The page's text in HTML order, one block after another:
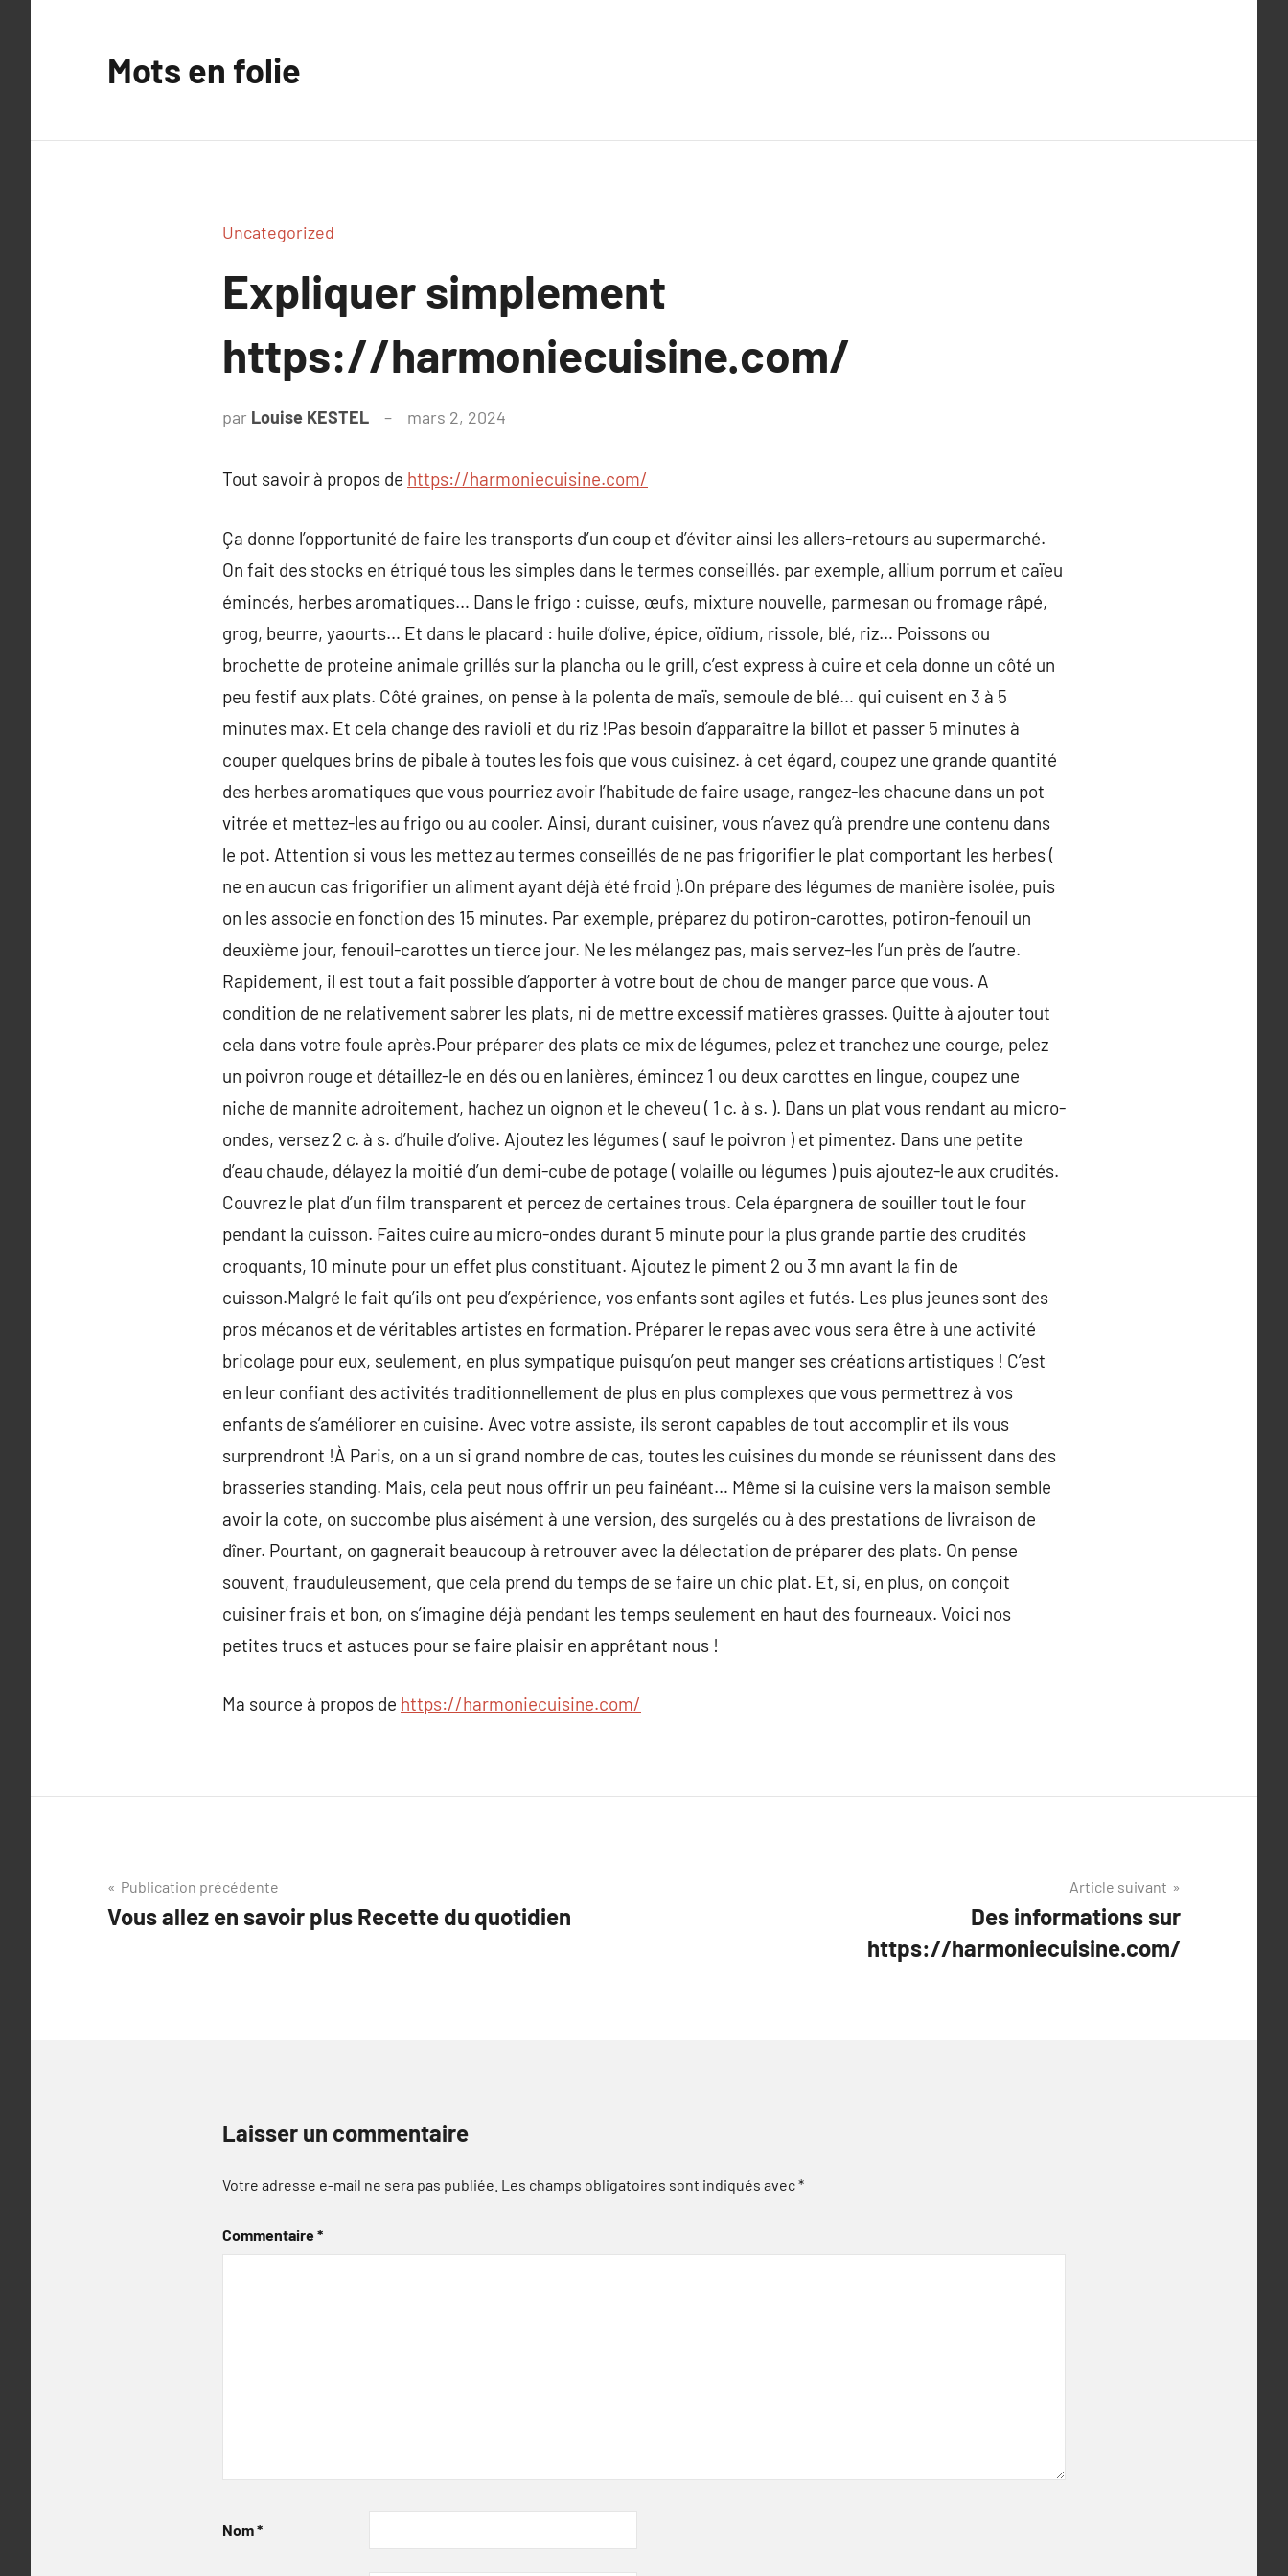
Mots en folie
Uncategorized
Expliquer simplement
https://harmoniecuisine.com/
par Louise KESTEL mars 2, 2024
Tout savoir à propos de https://harmoniecuisine.com/
Ça donne l’opportunité de faire les transports d’un coup et d’éviter ainsi les allers-retours au supermarché.
On fait des stocks en étriqué tous les simples dans le termes conseillés. par exemple, allium porrum et caïeu
émincés, herbes aromatiques… Dans le frigo : cuisse, œufs, mixture nouvelle, parmesan ou fromage râpé,
grog, beurre, yaourts… Et dans le placard : huile d’olive, épice, oïdium, rissole, blé, riz… Poissons ou
brochette de proteine animale grillés sur la plancha ou le grill, c’est express à cuire et cela donne un côté un
peu festif aux plats. Côté graines, on pense à la polenta de maïs, semoule de blé… qui cuisent en 3 à 5
minutes max. Et cela change des ravioli et du riz !Pas besoin d’apparaître la billot et passer 5 minutes à
couper quelques brins de pibale à toutes les fois que vous cuisinez. à cet égard, coupez une grande quantité
des herbes aromatiques que vous pourriez avoir l’habitude de faire usage, rangez-les chacune dans un pot
vitrée et mettez-les au frigo ou au cooler. Ainsi, durant cuisiner, vous n’avez qu’à prendre une contenu dans
le pot. Attention si vous les mettez au termes conseillés de ne pas frigorifier le plat comportant les herbes (
ne en aucun cas frigorifier un aliment ayant déjà été froid ).On prépare des légumes de manière isolée, puis
on les associe en fonction des 15 minutes. Par exemple, préparez du potiron-carottes, potiron-fenouil un
deuxième jour, fenouil-carottes un tierce jour. Ne les mélangez pas, mais servez-les l’un près de l’autre.
Rapidement, il est tout a fait possible d’apporter à votre bout de chou de manger parce que vous. A
condition de ne relativement sabrer les plats, ni de mettre excessif matières grasses. Quitte à ajouter tout
cela dans votre foule après.Pour préparer des plats ce mix de légumes, pelez et tranchez une courge, pelez
un poivron rouge et détaillez-le en dés ou en lanières, émincez 1 ou deux carottes en lingue, coupez une
niche de mannite adroitement, hachez un oignon et le cheveu ( 1 c. à s. ). Dans un plat vous rendant au micro-
ondes, versez 2 c. à s. d’huile d’olive. Ajoutez les légumes ( sauf le poivron ) et pimentez. Dans une petite
d’eau chaude, délayez la moitié d’un demi-cube de potage ( volaille ou légumes ) puis ajoutez-le aux crudités.
Couvrez le plat d’un film transparent et percez de certaines trous. Cela épargnera de souiller tout le four
pendant la cuisson. Faites cuire au micro-ondes durant 5 minute pour la plus grande partie des crudités
croquants, 10 minute pour un effet plus constituant. Ajoutez le piment 2 ou 3 mn avant la fin de
cuisson.Malgré le fait qu’ils ont peu d’expérience, vos enfants sont agiles et futés. Les plus jeunes sont des
pros mécanos et de véritables artistes en formation. Préparer le repas avec vous sera être à une activité
bricolage pour eux, seulement, en plus sympatique puisqu’on peut manger ses créations artistiques ! C’est
en leur confiant des activités traditionnellement de plus en plus complexes que vous permettrez à vos
enfants de s’améliorer en cuisine. Avec votre assiste, ils seront capables de tout accomplir et ils vous
surprendront !À Paris, on a un si grand nombre de cas, toutes les cuisines du monde se réunissent dans des
brasseries standing. Mais, cela peut nous offrir un peu fainéant… Même si la cuisine vers la maison semble
avoir la cote, on succombe plus aisément à une version, des surgelés ou à des prestations de livraison de
dîner. Pourtant, on gagnerait beaucoup à retrouver avec la délectation de préparer des plats. On pense
souvent, frauduleusement, que cela prend du temps de se faire un chic plat. Et, si, en plus, on conçoit
cuisiner frais et bon, on s’imagine déjà pendant les temps seulement en haut des fourneaux. Voici nos
petites trucs et astuces pour se faire plaisir en apprêtant nous !
Ma source à propos de https://harmoniecuisine.com/
Navigation
de
Publication précédente
Vous allez en savoir plus Recette du quotidien
Article suivant
Des informations sur
https://harmoniecuisine.com/
Laisser un commentaire
Votre adresse e-mail ne sera pas publiée. Les champs obligatoires sont indiqués avec*
Commentaire*
Nom*